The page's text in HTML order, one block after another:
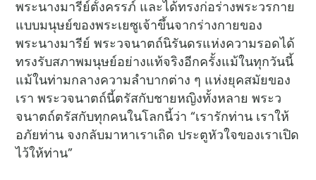
พระนางมารีย์ตั้งครรภ์ และได้ทรงก่อร่างพระวรกาย
แบบมนุษย์ของพระเยซูเจ้าขึ้นจากร่างกายของ
พระนางมารีย์ พระวจนาตถ์นิรันดรแห่งความรอดได้
ทรงรับสภาพมนุษย์อย่างแท้จริงอีกครั้งแม้ในทุกวันนี้
แม้ในท่ามกลางความลำบากต่าง ๆ แห่งยุคสมัยของ
เรา พระวจนาตถ์นี้ตรัสกับชายหญิงทั้งหลาย พระว
จนาตถ์ตรัสกับทุกคนในโลกนี้ว่า “เรารักท่าน เราให้
อภัยท่าน จงกลับมาหาเราเถิด ประตูหัวใจของเราเปิด
ไว้ให้ท่าน”